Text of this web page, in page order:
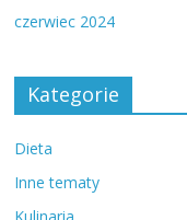
czerwiec 2024
Kategorie
Dieta
Inne tematy